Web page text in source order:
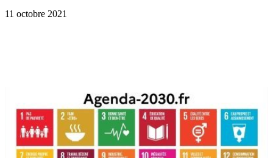
11 octobre 2021